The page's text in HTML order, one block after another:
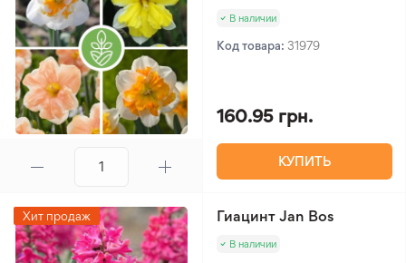
В наличии
Код товара: 31979
160.95 грн.
КУПИТЬ
Хит продаж Гиацинт Jan Bos
В наличии